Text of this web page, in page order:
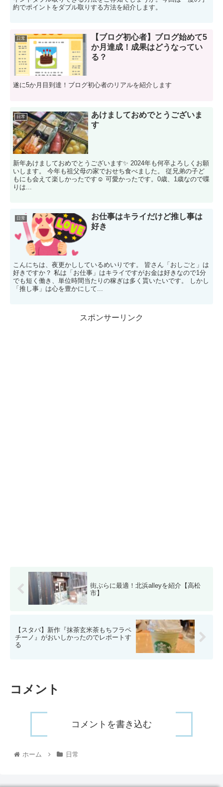
約でポイントをダブル取りする方法を紹介します。
日常
【ブログ初心者】ブログ始めて5
か月達成！成果はどうなってい
る？
遂に5か月目到達！ブログ初心者のリアルを紹介します
日常
あけましておめでとうございま
す
新年あけましておめでとうございます✨ 2024年も何卒よろしくお願
いします。 今年も祖父母の家でおせち食べました。 従兄弟の子ど
もにも会えて楽しかったです☺️ 可愛かったです。0歳、1歳なので喋
りは...
日常
お仕事はキライだけど推し事は
好き
こんにちは、夜更かししているめいりです。 皆さん「おしごと」は
好きですか？ 私は「お仕事」はキライですがお金は好きなので1分
でも短く働き、単位時間当たりの稼ぎは多く貰いたいです。 しかし
「推し事」は心を豊かにして...
スポンサーリンク
街ぶらに最適！北浜alleyを紹介【高松
市】
【スタバ】新作『抹茶玄米茶もちフラペ
チーノ』がおいしかったのでレポートす
る
コメント
コメントを書き込む
ホーム 日常